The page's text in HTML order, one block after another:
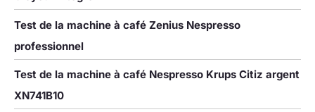
Test de la machine à café Zenius Nespresso
professionnel
Test de la machine à café Nespresso Krups Citiz argent
XN741B10